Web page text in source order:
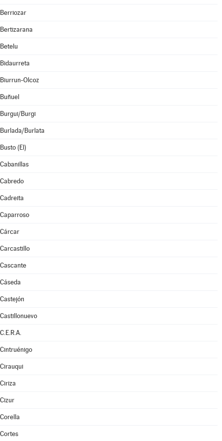
Berriozar
Bertizarana
Betelu
Bidaurreta
Biurrun-Olcoz
Buñuel
Burgui/Burgi
Burlada/Burlata
Busto (El)
Cabanillas
Cabredo
Cadreita
Caparroso
Cárcar
Carcastillo
Cascante
Cáseda
Castejón
Castillonuevo
C.E.R.A.
Cintruénigo
Cirauqui
Ciriza
Cizur
Corella
Cortes